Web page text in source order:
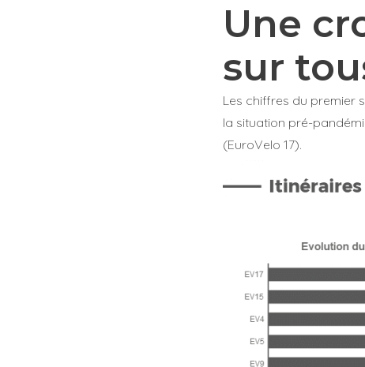
Une
sur
Les chiffres du premier
la situation pré-
(EuroVelo 17).